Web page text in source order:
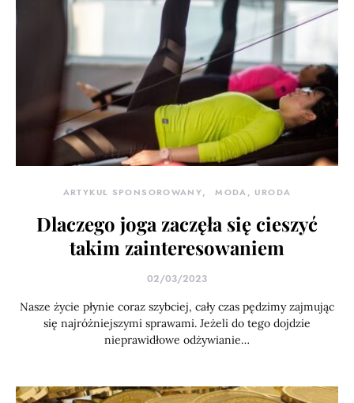
ARTYKUŁ SPONSOROWANY MODA, URODA
Dlaczego joga zaczęła się cieszyć
takim zainteresowaniem
02/03/2023
Nasze życie płynie coraz szybciej, cały czas pędzimy zajmując
się najróżniejszymi sprawami. Jeżeli do tego dojdzie
nieprawidłowe odżywianie…